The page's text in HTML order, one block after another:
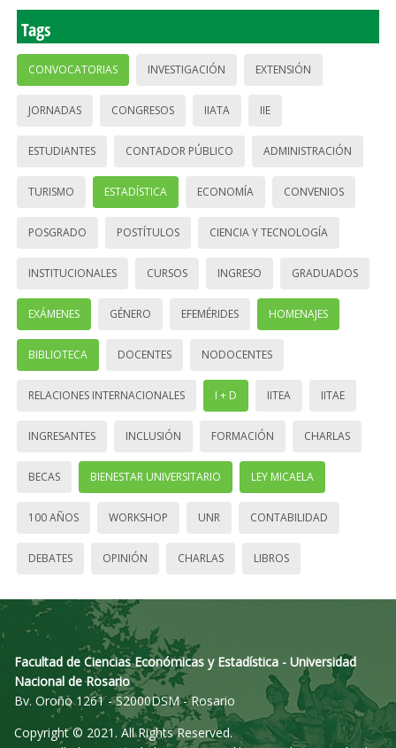
Tags
CONVOCATORIAS INVESTIGACIÓN EXTENSIÓN
JORNADAS CONGRESOS IIATA IIE
ESTUDIANTES CONTADOR PÚBLICO ADMINISTRACIÓN
TURISMO ESTADÍSTICA ECONOMÍA CONVENIOS
POSGRADO POSTÍTULOS CIENCIA Y TECNOLOGÍA
INSTITUCIONALES CURSOS INGRESO GRADUADOS
EXÁMENES GÉNERO EFEMÉRIDES HOMENAJES
BIBLIOTECA DOCENTES NODOCENTES
RELACIONES INTERNACIONALES I + D IITEA IITAE
INGRESANTES INCLUSIÓN FORMACIÓN CHARLAS
BECAS BIENESTAR UNIVERSITARIO LEY MICAELA
100 AÑOS WORKSHOP UNR CONTABILIDAD
DEBATES OPINIÓN CHARLAS LIBROS
Facultad de Ciencias Económicas y Estadística - Universidad
Nacional de Rosario
Bv. Oroño 1261 - S2000DSM - Rosario
Copyright © 2021. All Rights Reserved.